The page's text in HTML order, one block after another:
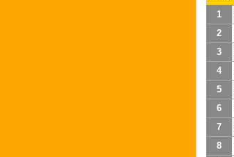
1
2
3
4
5
6
7
8